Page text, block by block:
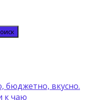
бюджетно, вкусно.
к чаю